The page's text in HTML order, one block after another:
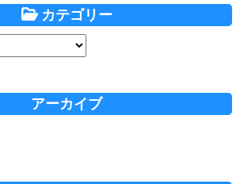
カテゴリー
アーカイブ